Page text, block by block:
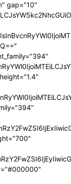
gap="10"